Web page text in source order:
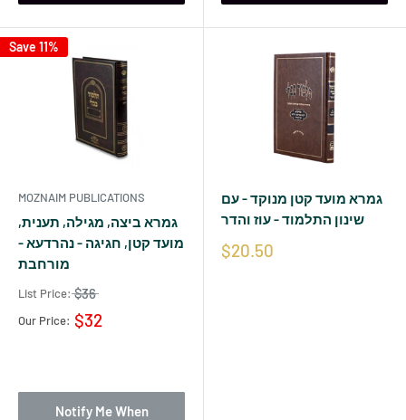
Save 11%
MOZNAIM PUBLICATIONS
גמרא ביצה, מגילה, תענית,
מועד קטן, חגיגה - נהרדעא -
מורחבת
List Price: $36
Our Price: $32
Notify Me When
גמרא מועד קטן מנוקד - עם
שינון התלמוד - עוז והדר
$20.50